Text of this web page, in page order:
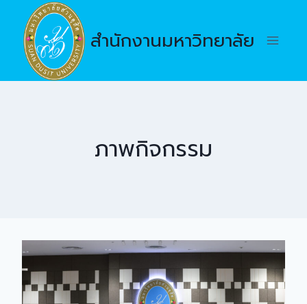
content
สำนักงานมหาวิทยาลัย
ภาพกิจกรรม